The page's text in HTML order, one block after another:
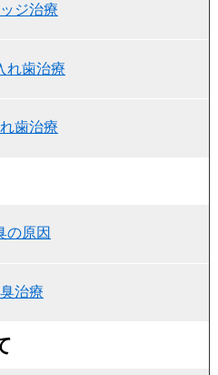
ジ治療
れ歯治療
歯治療
の原因
治療